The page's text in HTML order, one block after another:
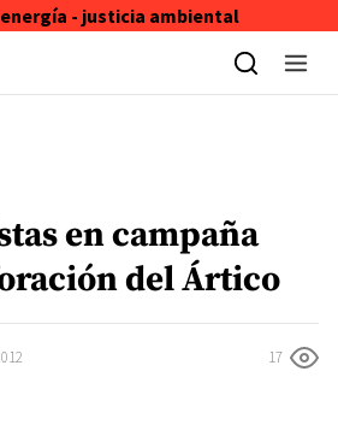
- justicia ambiental
en campaña
del Ártico
17